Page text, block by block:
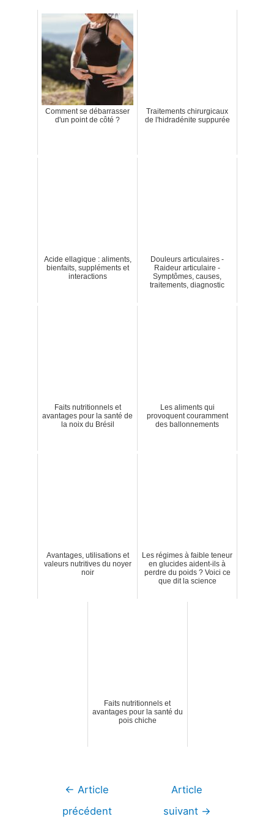
Comment se débarrasser
d'un point de côté ?
Traitements chirurgicaux
de l'hidradénite suppurée
Acide ellagique : aliments,
bienfaits, suppléments et
interactions
Douleurs articulaires -
Raideur articulaire -
Symptômes, causes,
traitements, diagnostic
Faits nutritionnels et
avantages pour la santé de
la noix du Brésil
Les aliments qui
provoquent couramment
des ballonnements
Avantages, utilisations et
valeurs nutritives du noyer
noir
Les régimes à faible teneur
en glucides aident-ils à
perdre du poids ? Voici ce
que dit la science
Faits nutritionnels et
avantages pour la santé du
pois chiche
Navigation
← Article
précédent
Article
suivant →